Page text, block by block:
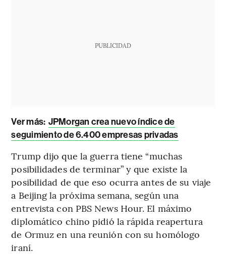
PUBLICIDAD
Ver más: JPMorgan crea nuevo índice de
seguimiento de 6.400 empresas privadas
Trump dijo que la guerra tiene “muchas
posibilidades de terminar” y que existe la
posibilidad de que eso ocurra antes de su viaje
a Beijing la próxima semana, según una
entrevista con PBS News Hour. El máximo
diplomático chino pidió la rápida reapertura
de Ormuz en una reunión con su homólogo
iraní.